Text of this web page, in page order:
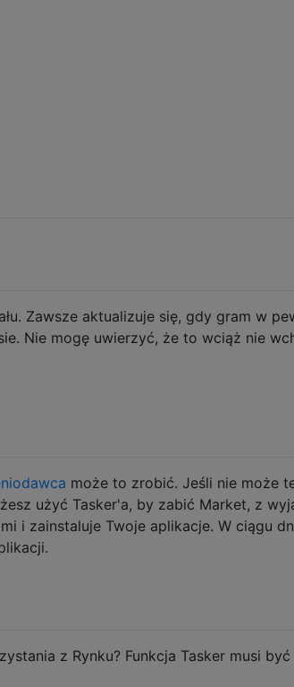
Zawsze aktualizuje się, gdy gram w
Nie mogę uwierzyć, że to wciąż nie
może to zrobić. Jeśli nie może
użyć Tasker'a, by zabić Market, z
i zainstaluje Twoje aplikacje. W ciągu
z Rynku? Funkcja Tasker musi być